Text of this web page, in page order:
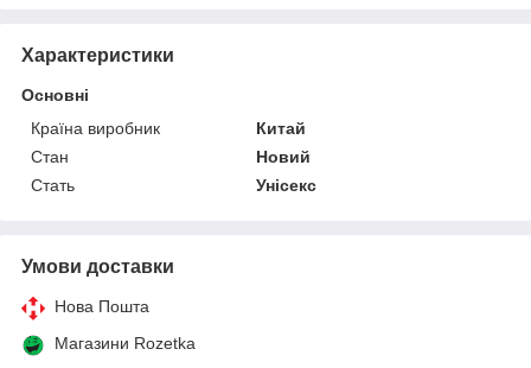
Характеристики
Основні
Країна виробник
Китай
Стан
Новий
Стать
Унісекс
Умови доставки
Нова Пошта
Магазини Rozetka